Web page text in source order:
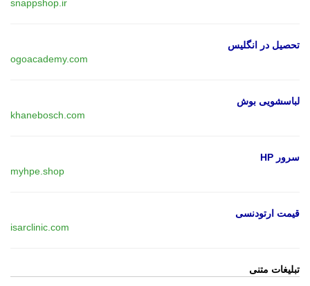
snappshop.ir
تحصیل در انگلیس
ogoacademy.com
لباسشویی بوش
khanebosch.com
سرور HP
myhpe.shop
قیمت ارتودنسی
isarclinic.com
تبلیغات متنی